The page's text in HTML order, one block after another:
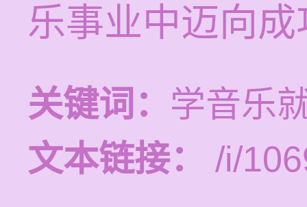
乐事业中迈向成
关键词： 学音乐
文本链接：
/i/